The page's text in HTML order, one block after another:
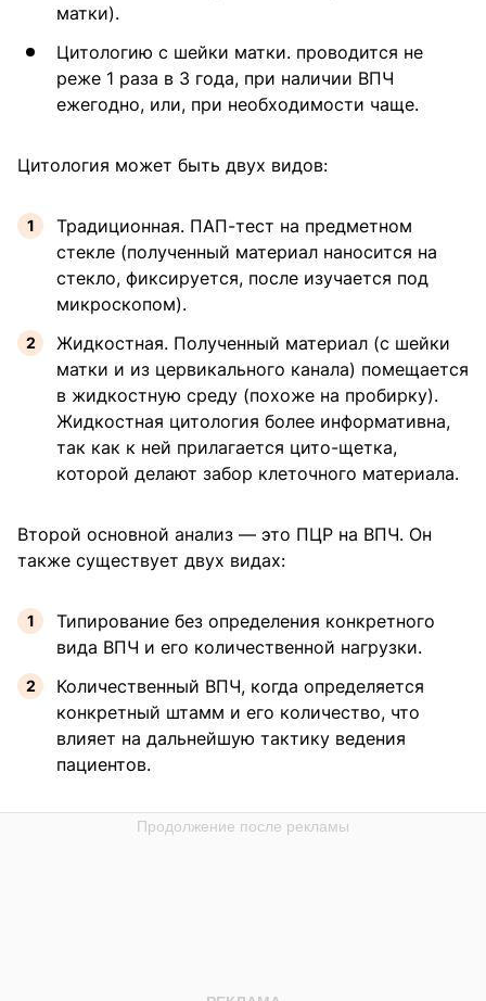
матки).
Цитологию с шейки матки. проводится не
реже 1 раза в 3 года, при наличии ВПЧ
ежегодно, или, при необходимости чаще.
Цитология может быть двух видов:
Традиционная. ПАП-тест на предметном
стекле (полученный материал наносится на
стекло, фиксируется, после изучается под
микроскопом).
Жидкостная. Полученный материал (с шейки
матки и из цервикального канала) помещается
в жидкостную среду (похоже на пробирку).
Жидкостная цитология более информативна,
так как к ней прилагается цито-щетка,
которой делают забор клеточного материала.
Второй основной анализ — это ПЦР на ВПЧ. Он
также существует двух видах:
Типирование без определения конкретного
вида ВПЧ и его количественной нагрузки.
Количественный ВПЧ, когда определяется
конкретный штамм и его количество, что
влияет на дальнейшую тактику ведения
пациентов.